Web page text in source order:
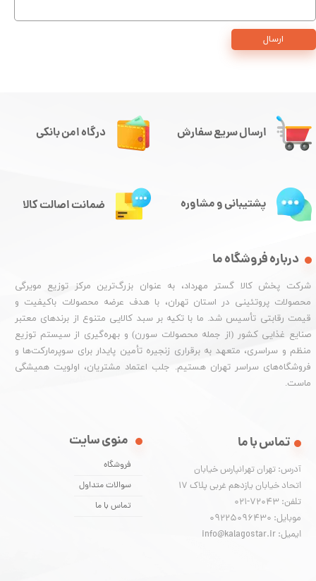
ارسال
ارسال سریع سفارش
درباره فروشگاه ما
شرکت پخش کالا گستر مهرداد، به عنوان بزرگ‌ترین مرکز توزیع مویرگی
محصولات پروتئینی در استان تهران، با هدف عرضه محصولات باکیفیت و
قیمت رقابتی تأسیس شد. ما با تکیه بر سبد کالایی متنوع از برندهای معتبر
صنایع غذایی کشور (از جمله محصولات سورن) و بهره‌گیری از سیستم توزیع
منظم و سراسری، متعهد به برقراری زنجیره تأمین پایدار برای سوپرمارکت‌ها و
فروشگاه‌های سراسر تهران هستیم. جلب اعتماد مشتریان، اولویت همیشگی
ماست.
منوی سایت
فروشگاه
سوالات متداول
تماس با ما
تماس با ما
آدرس: تهران تهرانپارس خیابان
اتحاد خیابان یازدهم غربی پلاک ۱۷
تلفن: 72043-021
موبایل: 09225096430
ایمیل: info@kalagostar.ir
درگاه امن بانکی
پشتیبانی و مشاوره ضمانت اصالت کالا